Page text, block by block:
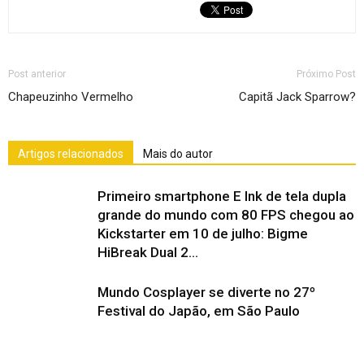
Post anterior
Chapeuzinho Vermelho
Próximo Post
Capitã Jack Sparrow?
Artigos relacionados Mais do autor
Primeiro smartphone E Ink de tela dupla
grande do mundo com 80 FPS chegou ao
Kickstarter em 10 de julho: Bigme
HiBreak Dual 2...
Mundo Cosplayer se diverte no 27º
Festival do Japão, em São Paulo